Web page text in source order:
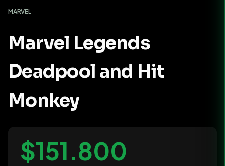
MARVEL
Marvel Legends
Deadpool and Hit
Monkey
$151.800